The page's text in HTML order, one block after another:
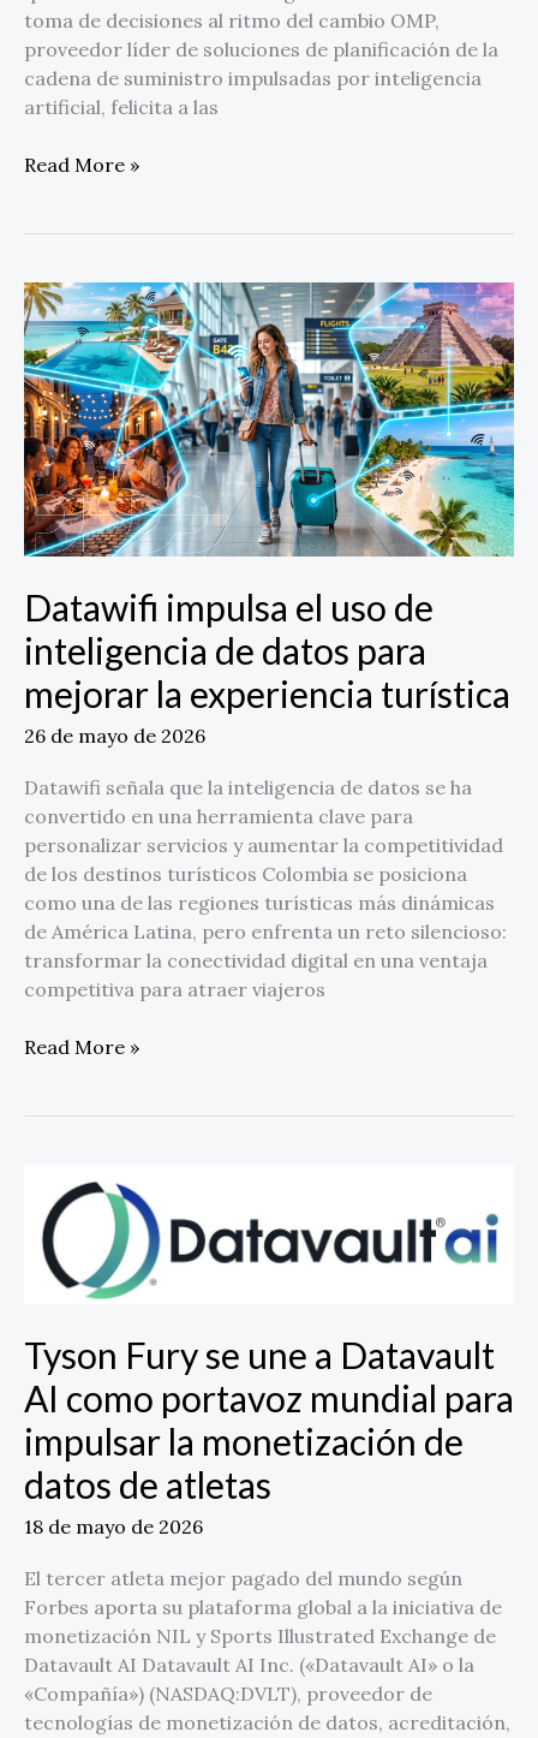
toma de decisiones al ritmo del cambio OMP,
proveedor líder de soluciones de planificación de la
cadena de suministro impulsadas por inteligencia
artificial, felicita a las
Read More »
Datawifi impulsa el uso de
inteligencia de datos para
mejorar la experiencia turística
26 de mayo de 2026
Datawifi señala que la inteligencia de datos se ha
convertido en una herramienta clave para
personalizar servicios y aumentar la competitividad
de los destinos turísticos Colombia se posiciona
como una de las regiones turísticas más dinámicas
de América Latina, pero enfrenta un reto silencioso:
transformar la conectividad digital en una ventaja
competitiva para atraer viajeros
Datawifi
impulsa
el
uso
de
inteligencia
de
datos
para
mejorar
experiencia
turística
Read More »
Tyson Fury se une a Datavault
AI como portavoz mundial para
impulsar la monetización de
datos de atletas
18 de mayo de 2026
El tercer atleta mejor pagado del mundo según
Forbes aporta su plataforma global a la iniciativa de
monetización NIL y Sports Illustrated Exchange de
Datavault AI Datavault AI Inc. («Datavault AI» o la
«Compañía») (NASDAQ:DVLT), proveedor de
tecnologías de monetización de datos, acreditación,
Fury
se
une
AI
como
portavoz
mundial
para
impulsar
la
de
datos
de
atletas